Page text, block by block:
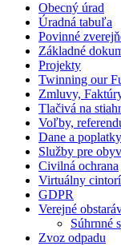
Obecný úrad
Úradná tabuľa
Povinné
Základné
Projekty
Twinning our
Zmluvy,
Tlačivá na
Voľby,
Dane a poplatky
Služby pre
Civilná ochrana
Virtuálny
GDPR
Verejné
Súhrnné
Zvoz odpadu